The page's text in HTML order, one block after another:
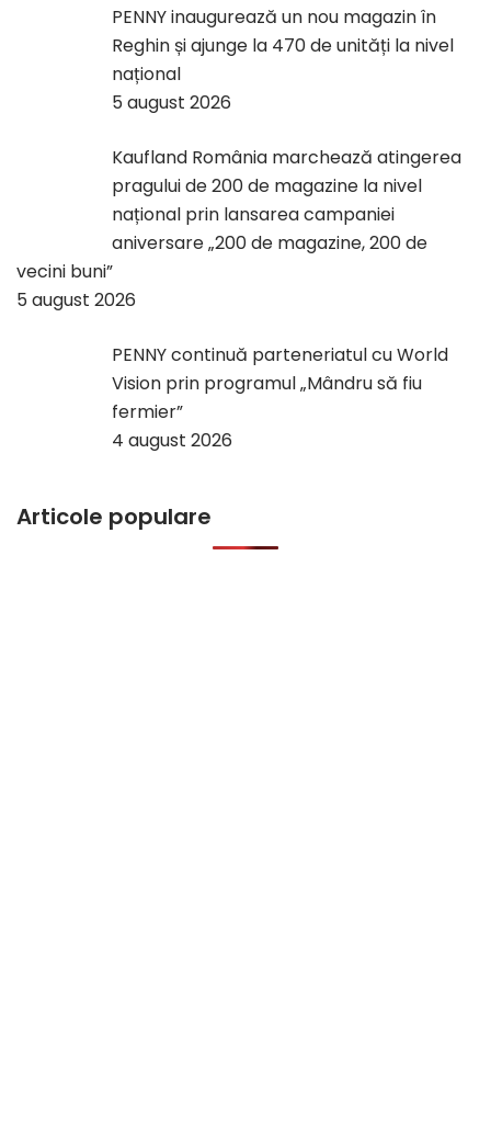
PENNY inaugurează un nou magazin în
Reghin și ajunge la 470 de unități la nivel
național
5 august 2026
Kaufland România marchează atingerea
pragului de 200 de magazine la nivel
național prin lansarea campaniei
aniversare „200 de magazine, 200 de
vecini buni”
5 august 2026
PENNY continuă parteneriatul cu World
Vision prin programul „Mândru să fiu
fermier”
4 august 2026
Articole populare